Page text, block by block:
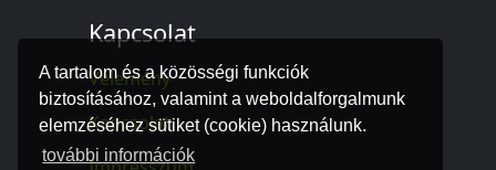
A tartalom és a közösségi funkciók
biztosításához, valamint a weboldalforgalmunk
elemzéséhez sütiket (cookie) használunk.
további információk
Kapcsolat
Vélemény
Kapcsolat